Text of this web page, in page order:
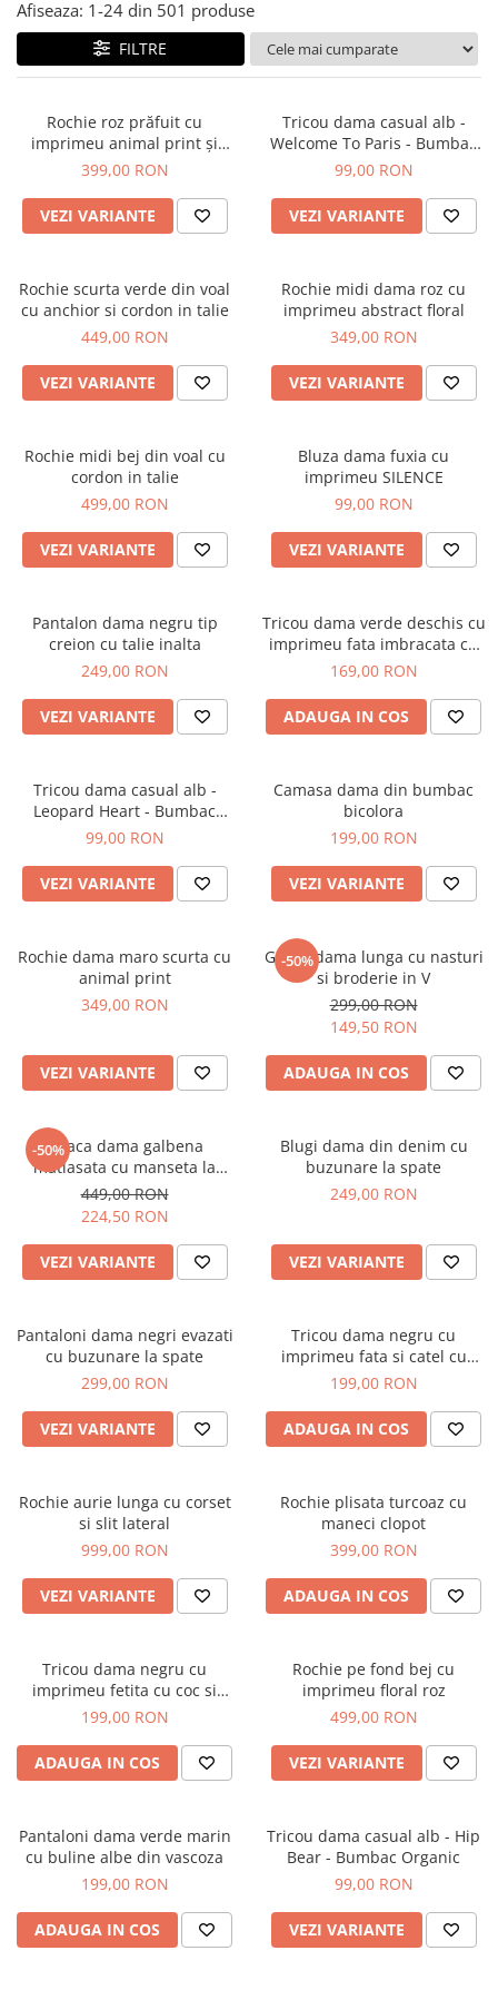
Tricouri si topuri
Rochii de eveniment
Afiseaza: 1-24 din 501 produse
FILTRE
Rochie roz prăfuit cu
imprimeu animal print și
curea
399,00 RON
VEZI VARIANTE
Tricou dama casual alb -
Welcome To Paris - Bumbac
Organic
99,00 RON
VEZI VARIANTE
Rochie scurta verde din voal
cu anchior si cordon in talie
449,00 RON
VEZI VARIANTE
Rochie midi dama roz cu
imprimeu abstract floral
349,00 RON
VEZI VARIANTE
Rochie midi bej din voal cu
cordon in talie
499,00 RON
VEZI VARIANTE
Bluza dama fuxia cu
imprimeu SILENCE
99,00 RON
VEZI VARIANTE
Pantalon dama negru tip
creion cu talie inalta
249,00 RON
VEZI VARIANTE
Tricou dama verde deschis cu
imprimeu fata imbracata cu
alb si inghetata in mana
169,00 RON
ADAUGA IN COS
Tricou dama casual alb -
Leopard Heart - Bumbac
Organic
99,00 RON
VEZI VARIANTE
Camasa dama din bumbac
bicolora
199,00 RON
VEZI VARIANTE
Rochie dama maro scurta cu
animal print
349,00 RON
VEZI VARIANTE
-50%
Geaca dama lunga cu nasturi
si broderie in V
299,00 RON
149,50 RON
ADAUGA IN COS
-50%Geaca dama galbena
matlasata cu manseta la
maneca si elastic in talie
449,00 RON
224,50 RON
VEZI VARIANTE
Blugi dama din denim cu
buzunare la spate
249,00 RON
VEZI VARIANTE
Pantaloni dama negri evazati
cu buzunare la spate
299,00 RON
VEZI VARIANTE
Tricou dama negru cu
imprimeu fata si catel cu
ochelari
199,00 RON
ADAUGA IN COS
Rochie aurie lunga cu corset
si slit lateral
999,00 RON
VEZI VARIANTE
Rochie plisata turcoaz cu
maneci clopot
399,00 RON
ADAUGA IN COS
Tricou dama negru cu
imprimeu fetita cu coc si
ochelari albastrii
199,00 RON
ADAUGA IN COS
Rochie pe fond bej cu
imprimeu floral roz
499,00 RON
VEZI VARIANTE
Pantaloni dama verde marin
cu buline albe din vascoza
199,00 RON
ADAUGA IN COS
Tricou dama casual alb - Hip
Bear - Bumbac Organic
99,00 RON
VEZI VARIANTE